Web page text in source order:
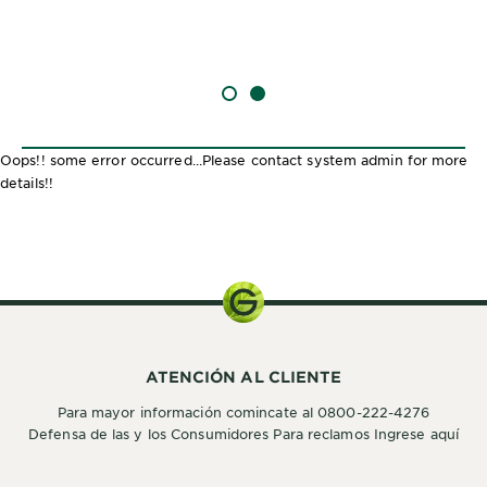
SLIDE 1SLIDE 2
Oops!! some error occurred...Please contact system admin for more
details!!
ATENCIÓN AL CLIENTE
Para mayor información comincate al 0800-222-4276
Defensa de las y los Consumidores Para reclamos Ingrese aquí